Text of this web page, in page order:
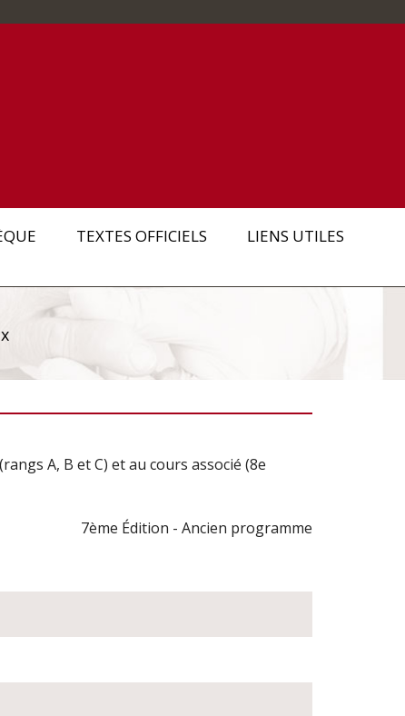
TEXTES OFFICIELS LIENS UTILES
A, B et C) et au cours associé (8e
7ème Édition - Ancien programme